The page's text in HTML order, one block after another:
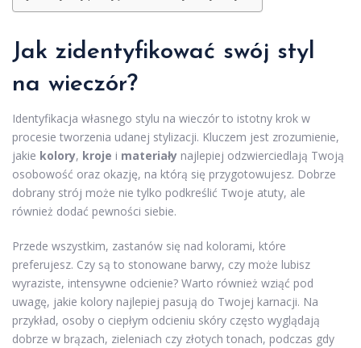
Jak zidentyfikować swój styl
na wieczór?
Identyfikacja własnego stylu na wieczór to istotny krok w
procesie tworzenia udanej stylizacji. Kluczem jest zrozumienie,
jakie kolory, kroje i materiały najlepiej odzwierciedlają Twoją
osobowość oraz okazję, na którą się przygotowujesz. Dobrze
dobrany strój może nie tylko podkreślić Twoje atuty, ale
również dodać pewności siebie.
Przede wszystkim, zastanów się nad kolorami, które
preferujesz. Czy są to stonowane barwy, czy może lubisz
wyraziste, intensywne odcienie? Warto również wziąć pod
uwagę, jakie kolory najlepiej pasują do Twojej karnacji. Na
przykład, osoby o ciepłym odcieniu skóry często wyglądają
dobrze w brązach, zieleniach czy złotych tonach, podczas gdy